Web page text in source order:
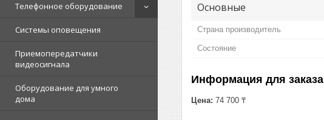
Телефонное оборудование
Системы оповещения
Приемопередатчики
видеосигнала
Оборудование для умного
дома
Основные
Страна производитель
Состояние
Информация для заказа
Цена: 74 700 ₸